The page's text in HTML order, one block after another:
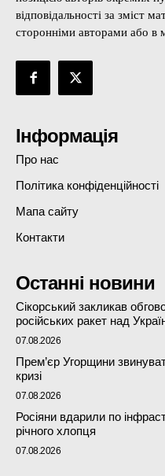
відповідальності за зміст
сторонніми авторами або в
Інформація
Про нас
Політика конфіденційності
Мапа сайту
Контакти
Останні новини
Сікорський закликав
російських ракет над
07.08.2026
Прем’єр Угорщини
кризі
07.08.2026
Росіяни вдарили по
річного хлопця
07.08.2026